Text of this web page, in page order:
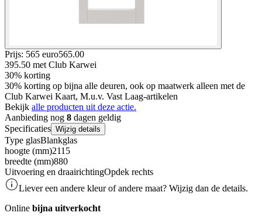
Prijs: 565 euro565.00
395.50 met Club Karwei
30% korting
30% korting op bijna alle deuren, ook op maatwerk alleen met de
Club Karwei Kaart, M.u.v. Vast Laag-artikelen
Bekijk alle producten uit deze actie.
Aanbieding nog 8 dagen geldig
Specificaties Wijzig details
Type glasBlankglas
hoogte (mm)2115
breedte (mm)880
Uitvoering en draairichtingOpdek rechts
Liever een andere kleur of andere maat? Wijzig dan de details.
Online bijna uitverkocht